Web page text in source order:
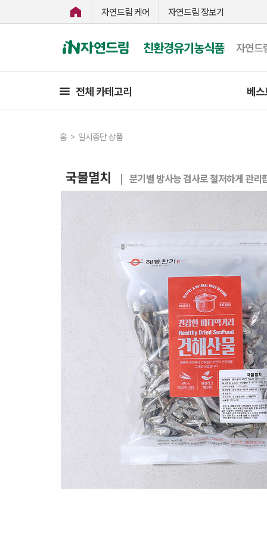
자연드림 케어 자연드림 장보기
친환경유기농식품 자연드
전체 카테고리 베
홈 > 일시중단 상품
국물멸치 | 분기별 방사능 검사로 철저하게 관리